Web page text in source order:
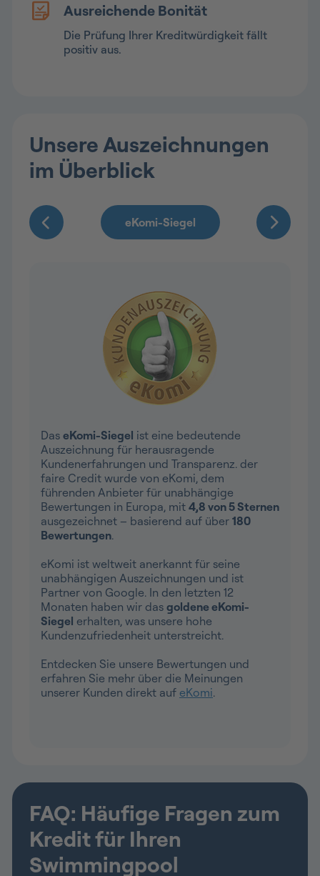
Ausreichende Bonität
Die Prüfung Ihrer Kreditwürdigkeit fällt
positiv aus.
Unsere Auszeichnungen
im Überblick
Das eKomi-Siegel ist eine bedeutende
Auszeichnung für herausragende
Kundenerfahrungen und Transparenz. der
faire Credit wurde von eKomi, dem
führenden Anbieter für unabhängige
Bewertungen in Europa, mit 4,8 von 5 Sternen
ausgezeichnet – basierend auf über 180
Bewertungen.
eKomi ist weltweit anerkannt für seine
unabhängigen Auszeichnungen und ist
Partner von Google. In den letzten 12
Monaten haben wir das goldene eKomi-
Siegel erhalten, was unsere hohe
Kundenzufriedenheit unterstreicht.
Entdecken Sie unsere Bewertungen und
erfahren Sie mehr über die Meinungen
unserer Kunden direkt auf eKomi.
FAQ: Häufige Fragen zum
Kredit für Ihren
Swimmingpool